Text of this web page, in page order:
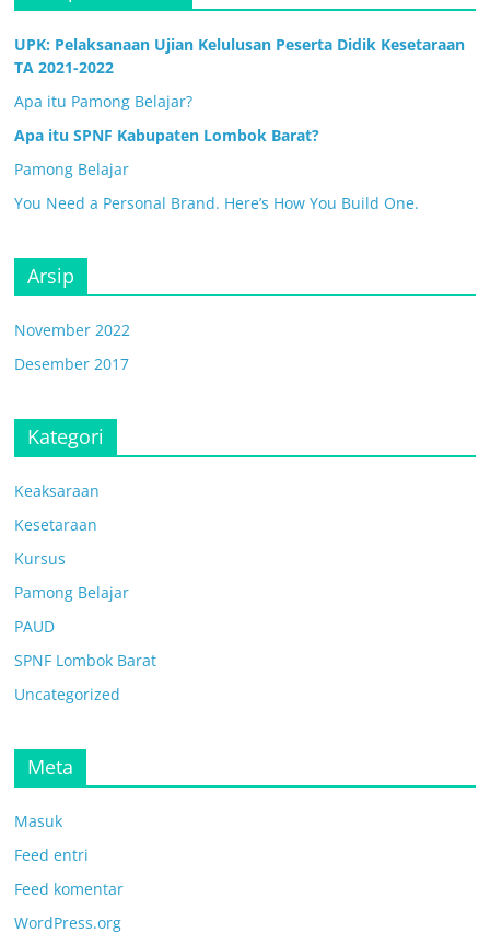
UPK: Pelaksanaan Ujian Kelulusan Peserta Didik Kesetaraan
TA 2021-2022
Apa itu Pamong Belajar?
Apa itu SPNF Kabupaten Lombok Barat?
Pamong Belajar
You Need a Personal Brand. Here’s How You Build One.
Arsip
November 2022
Desember 2017
Kategori
Keaksaraan
Kesetaraan
Kursus
Pamong Belajar
PAUD
SPNF Lombok Barat
Uncategorized
Meta
Masuk
Feed entri
Feed komentar
WordPress.org